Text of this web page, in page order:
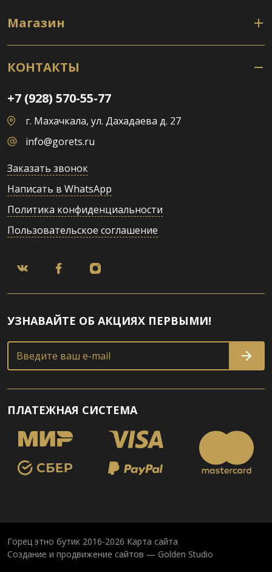
Магазин
КОНТАКТЫ
+7 (928) 570-55-77
г. Махачкала, ул. Дахадаева д. 27
info@gorets.ru
Заказать звонок
Написать в WhatsApp
Политика конфиденциальности
Пользовательское соглашение
УЗНАВАЙТЕ ОБ АКЦИЯХ ПЕРВЫМИ!
Введите ваш e-mail
ПЛАТЕЖНАЯ СИСТЕМА
Горец этно бутик 2016-2026 Карта сайта
Создание и продвижение сайтов — Golden Studio